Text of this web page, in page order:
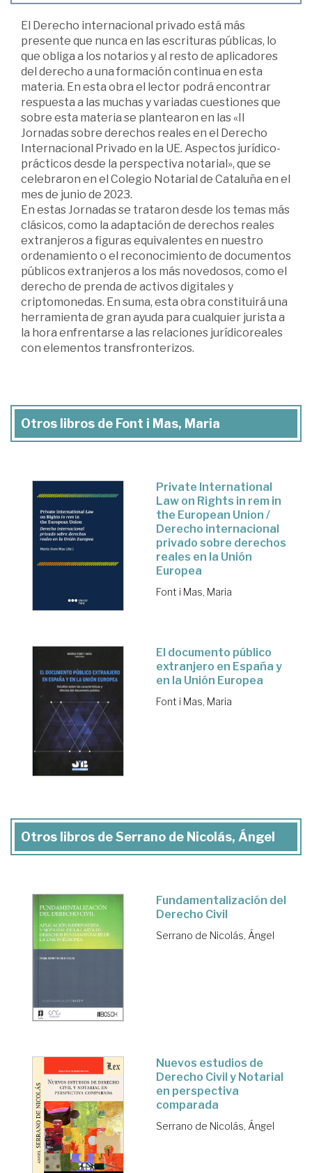
El Derecho internacional privado está más
presente que nunca en las escrituras públicas, lo
que obliga a los notarios y al resto de aplicadores
del derecho a una formación continua en esta
materia. En esta obra el lector podrá encontrar
respuesta a las muchas y variadas cuestiones que
sobre esta materia se plantearon en las «II
Jornadas sobre derechos reales en el Derecho
Internacional Privado en la UE. Aspectos jurídico-
prácticos desde la perspectiva notarial», que se
celebraron en el Colegio Notarial de Cataluña en el
mes de junio de 2023.
En estas Jornadas se trataron desde los temas más
clásicos, como la adaptación de derechos reales
extranjeros a figuras equivalentes en nuestro
ordenamiento o el reconocimiento de documentos
públicos extranjeros a los más novedosos, como el
derecho de prenda de activos digitales y
criptomonedas. En suma, esta obra constituirá una
herramienta de gran ayuda para cualquier jurista a
la hora enfrentarse a las relaciones jurídicoreales
con elementos transfronterizos.
Otros libros de Font i Mas, Maria
Private International
Law on Rights in rem in
the European Union /
Derecho internacional
privado sobre derechos
reales en la Unión
Europea
Font i Mas, Maria
El documento público
extranjero en España y
en la Unión Europea
Font i Mas, Maria
Otros libros de Serrano de Nicolás, Ángel
Fundamentalización del
Derecho Civil
Serrano de Nicolás, Ángel
Nuevos estudios de
Derecho Civil y Notarial
en perspectiva
comparada
Serrano de Nicolás, Ángel